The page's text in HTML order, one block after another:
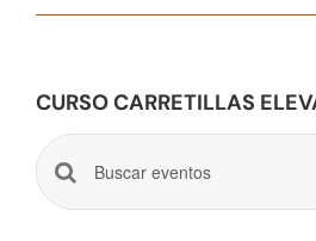
CURSO CARRETILLAS
Navegación
Introduce